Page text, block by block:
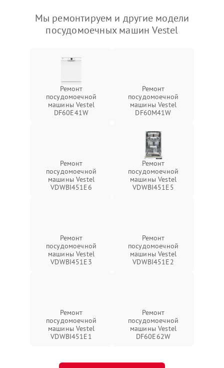
Мы ремонтируем и другие модели
посудомоечных машин Vestel
Ремонт
посудомоечной
машины Vestel
DF60E41W
Ремонт
посудомоечной
машины Vestel
DF60M41W
Ремонт
посудомоечной
машины Vestel
VDWBI451E6
Ремонт
посудомоечной
машины Vestel
VDWBI451E5
Ремонт
посудомоечной
машины Vestel
VDWBI451E3
Ремонт
посудомоечной
машины Vestel
VDWBI451E2
Ремонт
посудомоечной
машины Vestel
VDWBI451E1
Ремонт
посудомоечной
машины Vestel
DF60E62W